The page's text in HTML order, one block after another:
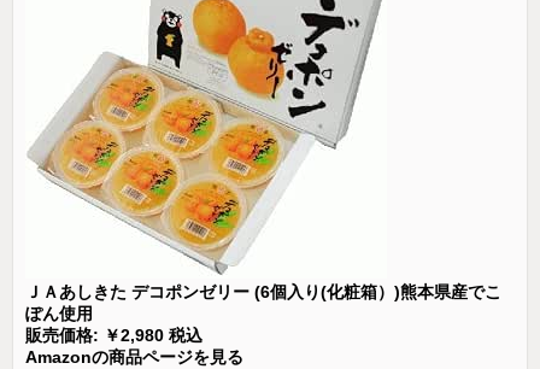
ＪＡあしきた デコポンゼリー (6個入り(化粧箱）)熊本県産でこ
ぽん使用
販売価格: ￥2,980 税込
Amazonの商品ページを見る